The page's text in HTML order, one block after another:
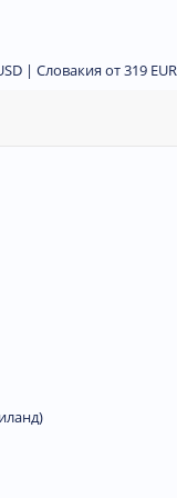
| Словакия от 319 EUR